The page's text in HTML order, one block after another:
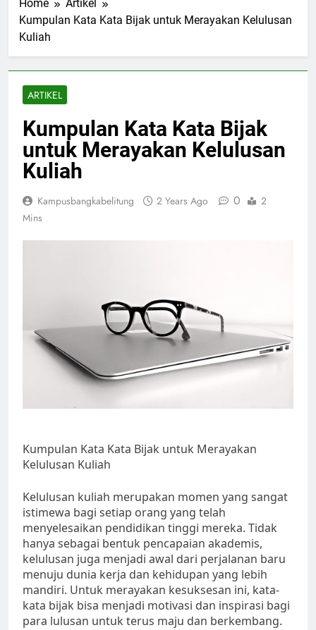
Home
Artikel
Kumpulan Kata Kata Bijak untuk Merayakan Kelulusan
Kuliah
ARTIKEL
Kumpulan Kata Kata Bijak
untuk Merayakan Kelulusan
Kuliah
Kampusbangkabelitung 2 Years Ago 0
2
Mins
Kumpulan Kata Kata Bijak untuk Merayakan
Kelulusan Kuliah
Kelulusan kuliah merupakan momen yang sangat
istimewa bagi setiap orang yang telah
menyelesaikan pendidikan tinggi mereka. Tidak
hanya sebagai bentuk pencapaian akademis,
kelulusan juga menjadi awal dari perjalanan baru
menuju dunia kerja dan kehidupan yang lebih
mandiri. Untuk merayakan kesuksesan ini, kata-
kata bijak bisa menjadi motivasi dan inspirasi bagi
para lulusan untuk terus maju dan berkembang.